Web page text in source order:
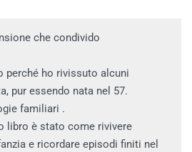
che condivido
perché ho rivissuto alcuni
pur essendo nata nel 57.
familiari .
libro è stato come rivivere
e ricordare episodi finiti nel